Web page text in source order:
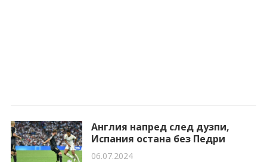
Англия напред след дузпи,
Испания остана без Педри
06.07.2024